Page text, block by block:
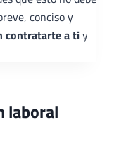
conciso y
contratarte a tiy
laboral